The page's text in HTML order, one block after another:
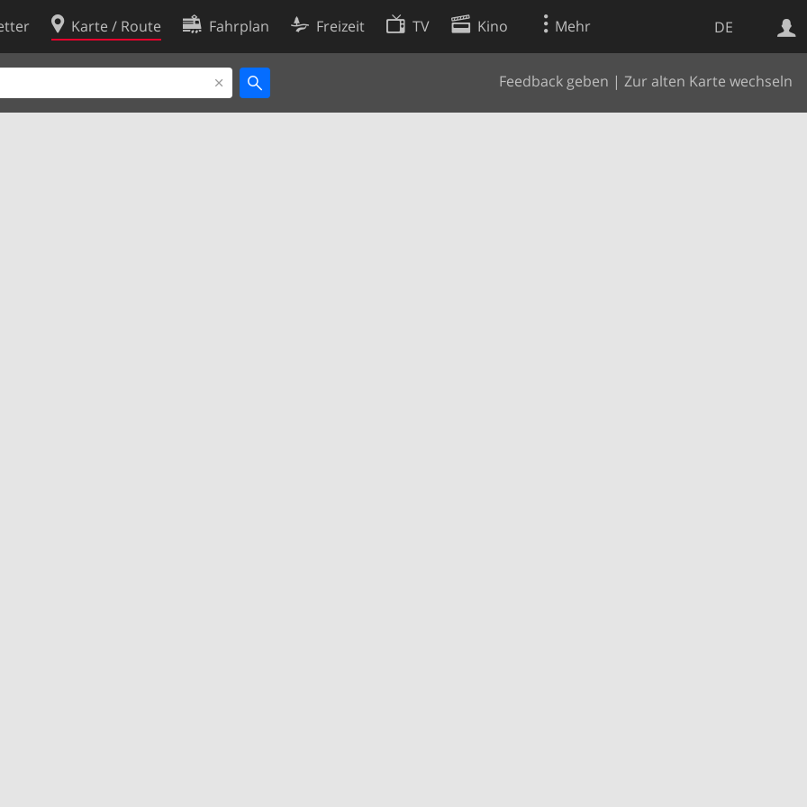
DE
Karte / Route Fahrplan Freizeit TV Kino Mehr
Feedback geben | Zur alten Karte wechseln
Websuche
Cookie-Richtlinie
Cookie-Einstellungen